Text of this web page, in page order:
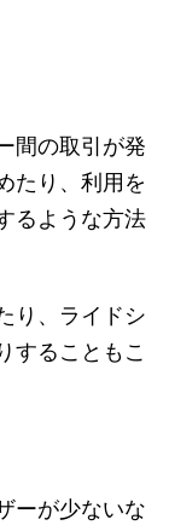
間の取引が発
たり、利用を
るような方法
り、ライドシ
することもこ
ーが少ないな